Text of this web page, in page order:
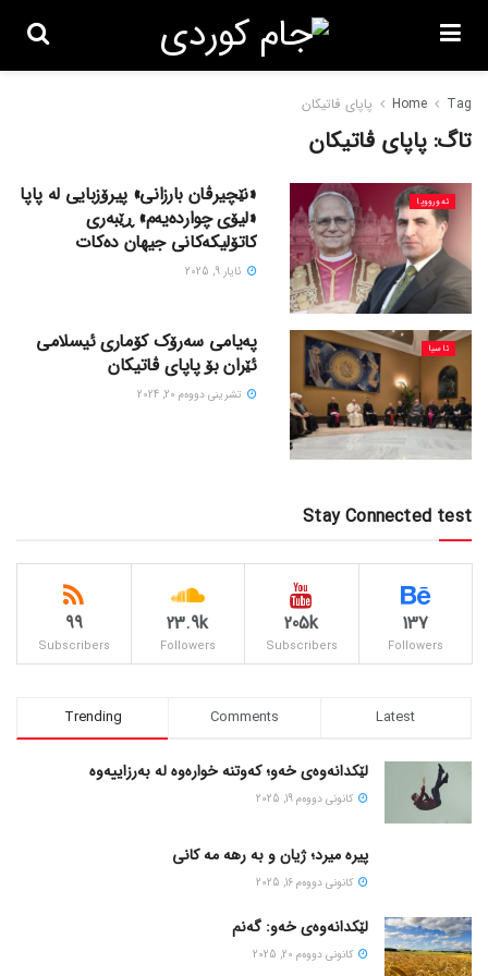
Home Tag پاپای ڤاتیکان
تاگ: پاپای ڤاتیکان
ئەورووپا
«نێچیرڤان بارزانی» پیرۆزبایی لە پاپا
«لیۆی چواردەیەم» ڕێبه‌ری
كاتۆلیكه‌کانی جیهان دەكات
ئایار 9, 2025
ئاسیا
پەیامی سەرۆک کۆماری ئیسلامی
ئێران بۆ پاپای ڤاتیکان
تشرینی دووه‌م 20, 2024
Stay Connected test
137
Followers
205k
Subscribers
23.9k
Followers
99
Subscribers
Trending Comments Latest
لێکدانەوەی خەو؛ کەوتنە خوارەوە لە بەرزاییەوە
كانونی دووه‌م 19, 2025
پیره میرد؛ ژیان و به رهه مه کانی
كانونی دووه‌م 16, 2025
لێکدانەوەی خەو: گەنم
كانونی دووه‌م 20, 2025